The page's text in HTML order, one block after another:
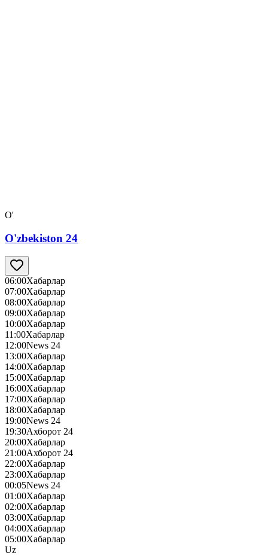
O'
O'zbekiston 24
06:00Хабарлар
07:00Хабарлар
08:00Хабарлар
09:00Хабарлар
10:00Хабарлар
11:00Хабарлар
12:00News 24
13:00Хабарлар
14:00Хабарлар
15:00Хабарлар
16:00Хабарлар
17:00Хабарлар
18:00Хабарлар
19:00News 24
19:30Ахборот 24
20:00Хабарлар
21:00Ахборот 24
22:00Хабарлар
23:00Хабарлар
00:05News 24
01:00Хабарлар
02:00Хабарлар
03:00Хабарлар
04:00Хабарлар
05:00Хабарлар
Uz